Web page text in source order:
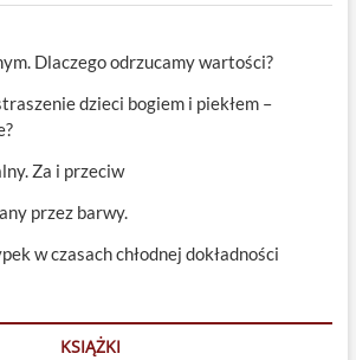
Dlaczego odrzucamy wartości?
dzieci bogiem i piekłem –
Za i przeciw
przez barwy.
w czasach chłodnej dokładności
KSIĄŻKI